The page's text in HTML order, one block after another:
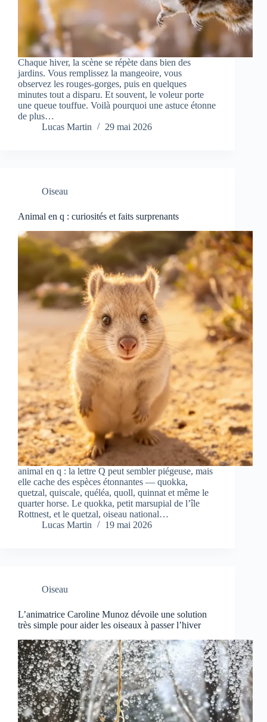
Chaque hiver, la scène se répète dans bien des
jardins. Vous remplissez la mangeoire, vous
observez les rouges-gorges, puis en quelques
minutes tout a disparu. Et souvent, le voleur porte
une queue touffue. Voilà pourquoi une astuce étonne
de plus…
Lucas Martin
29 mai 2026
Oiseau
Animal en q : curiosités et faits surprenants
animal en q : la lettre Q peut sembler piégeuse, mais
elle cache des espèces étonnantes — quokka,
quetzal, quiscale, quéléa, quoll, quinnat et même le
quarter horse. Le quokka, petit marsupial de l’île
Rottnest, et le quetzal, oiseau national…
Lucas Martin
19 mai 2026
Oiseau
L’animatrice Caroline Munoz dévoile une solution
très simple pour aider les oiseaux à passer l’hiver